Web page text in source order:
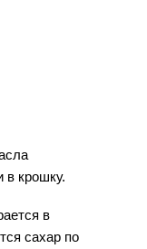
в крошку.
в
сахар по